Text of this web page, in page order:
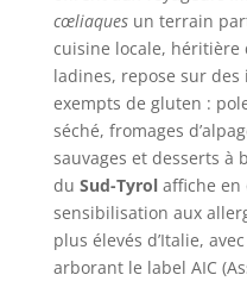
cœliaquesun terrain
cuisine locale,
ladines, repose sur
exempts de gluten :
séché, fromages
sauvages et desserts à
du Sud-Tyrolaffiche en
sensibilisation aux
plus élevés d’Italie,
arborant le label AIC